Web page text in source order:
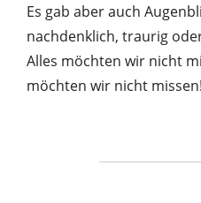
Es gab aber auch
nachdenklich, traurig
Alles möchten wir nicht
möchten wir nicht missen!